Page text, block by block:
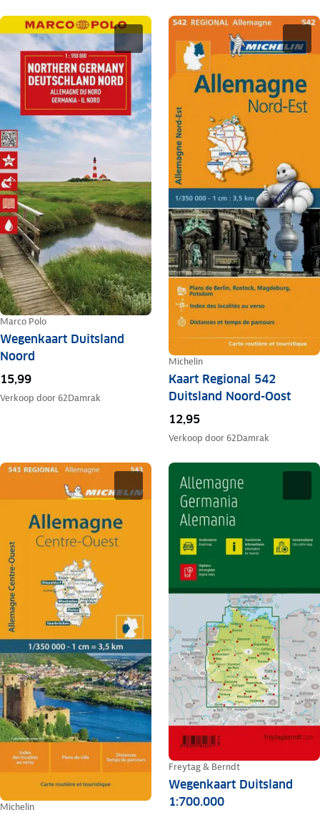
Marco Polo
Wegenkaart Duitsland
Noord
15,99
Verkoop door 62Damrak
Michelin
Kaart Regional 542
Duitsland Noord-Oost
12,95
Verkoop door 62Damrak
Michelin
Freytag & Berndt
Wegenkaart Duitsland
1:700.000